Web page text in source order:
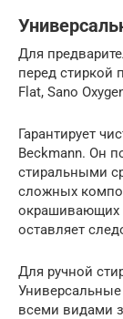
Для
перед стиркой
Flat, Sano
Гарантирует
Beckmann. Он
стиральными
сложных
окрашивающих
оставляет
Для ручной
всеми видами